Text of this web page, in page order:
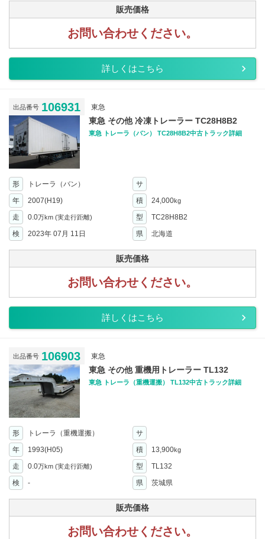
販売価格
お問い合わせください。
詳しくはこちら
出品番号 106931 東急
東急 その他 冷凍トレーラー TC28H8B2
東急 トレーラ（バン） TC28H8B2中古トラック詳細
形 トレーラ（バン）
サ
年
2007(H19) 積 24,000kg
走 0.0万km (実走行距離) 型
TC28H8B2
検
2023年 07月 11日 県 北海道
販売価格
お問い合わせください。
詳しくはこちら
出品番号 106903 東急
東急 その他 重機用トレーラー TL132
東急 トレーラ（重機運搬） TL132中古トラック詳細
形 トレーラ（重機運搬）
サ
年
1993(H05) 積 13,900kg
走 0.0万km (実走行距離) 型
TL132
検
- 県 茨城県
販売価格
お問い合わせください。